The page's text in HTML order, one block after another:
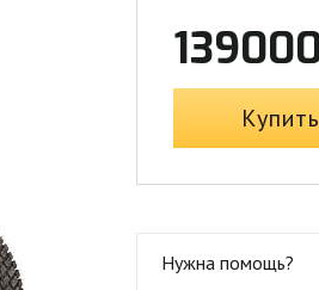
Купить
Нужна помощь?